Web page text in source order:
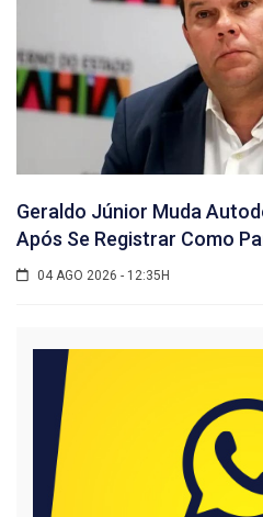
Geraldo Júnior Muda
Após Se Registrar Como
04 AGO 2026 - 12:35H